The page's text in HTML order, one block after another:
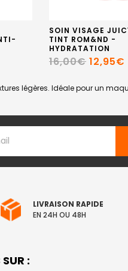
SOIN VISAGE
TINT ROM&ND -
HYDRATATION
16,00€ 12,95€
légères. Idéale pour un
LIVRAISON RAPIDE
EN 24H OU 48H
: